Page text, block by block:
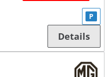
P
Details